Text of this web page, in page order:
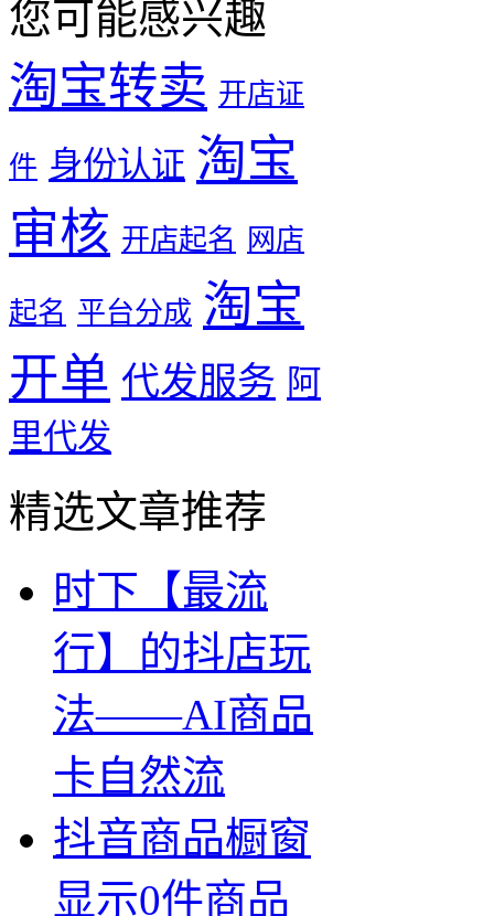
您可能感兴趣
淘宝转卖 开店证
件 身份认证 淘宝
审核 开店起名 网店
起名 平台分成 淘宝
开单 代发服务 阿
里代发
精选文章推荐
时下【最流
行】的抖店玩
法——AI商品
卡自然流
抖音商品橱窗
显示0件商品